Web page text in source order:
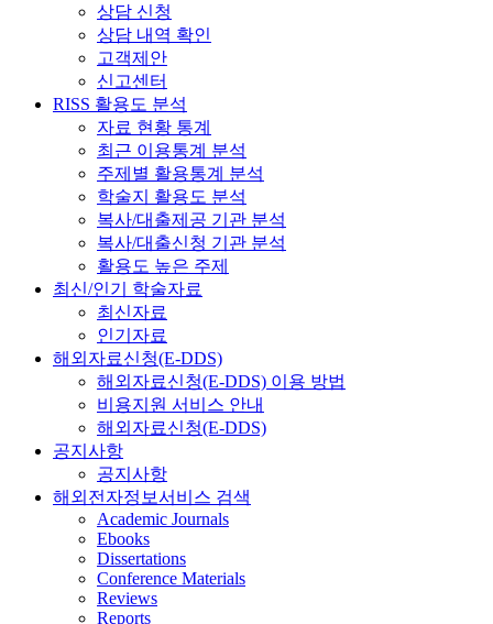
상담 신청
상담 내역 확인
고객제안
신고센터
RISS 활용도 분석
자료 현황 통계
최근 이용통계 분석
주제별 활용통계 분석
학술지 활용도 분석
복사/대출제공 기관 분석
복사/대출신청 기관 분석
활용도 높은 주제
최신/인기 학술자료
최신자료
인기자료
해외자료신청(E-DDS)
해외자료신청(E-DDS) 이용 방법
비용지원 서비스 안내
해외자료신청(E-DDS)
공지사항
공지사항
해외전자정보서비스 검색
Academic Journals
Ebooks
Dissertations
Conference Materials
Reviews
Reports